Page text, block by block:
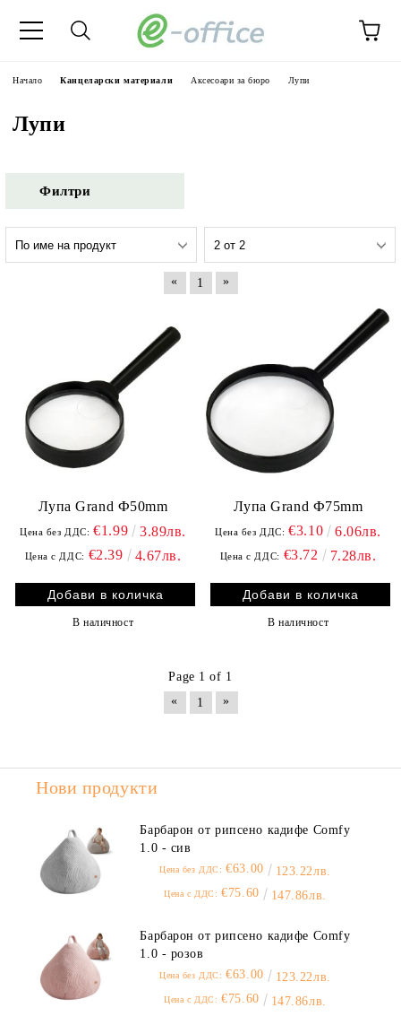
Начало Канцеларски материали Аксесоари за бюро Лупи
Лупи
Филтри
« 1 »
Лупа Grand Ф50mm
Цена без ДДС: €1.99 3.89лв.
Цена с ДДС: €2.39 4.67лв.
В наличност
Лупа Grand Ф75mm
Цена без ДДС: €3.10 6.06лв.
Цена с ДДС: €3.72 7.28лв.
В наличност
Page 1 of 1
«
1 »
Нови продукти
Барбарон от рипсено кадифе Comfy
1.0 - сив
Цена без ДДС: €63.00 123.22лв.
Цена с ДДС: €75.60 147.86лв.
Барбарон от рипсено кадифе Comfy
1.0 - розов
Цена без ДДС: €63.00 123.22лв.
Цена с ДДС: €75.60 147.86лв.